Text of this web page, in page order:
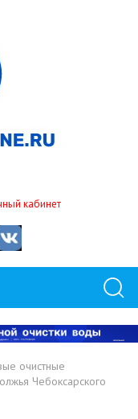
кабинет
очистные
Чебоксарского